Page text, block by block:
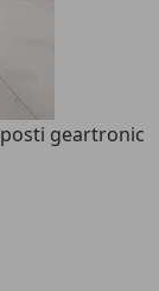
geartronic